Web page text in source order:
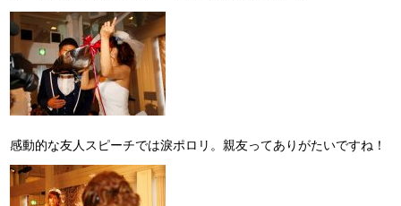
感動的な友人スピーチでは淚ポロリ。親友ってありがたいですね！